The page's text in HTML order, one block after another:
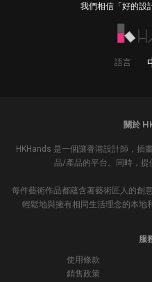
我們相信「好的設
語言
關於
HKHands 是一個讓香港設計師，插
品/產品的平台。同時，提
每件藝術作品都蘊含著藝術匠人的創
輕鬆地與擁有相同生活理念的本地
服
使用條款
銷售政策